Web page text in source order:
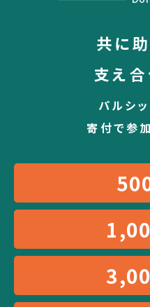
共に
支え
パルシ
寄付で参